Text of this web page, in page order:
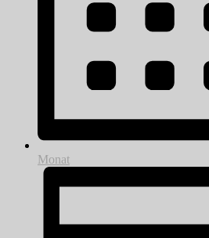
Monat